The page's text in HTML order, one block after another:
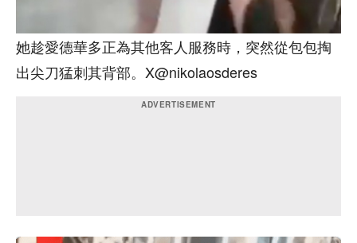
她趁愛德華多正為其他客人服務時，突然從包包掏
出尖刀猛刺其背部。X@nikolaosderes